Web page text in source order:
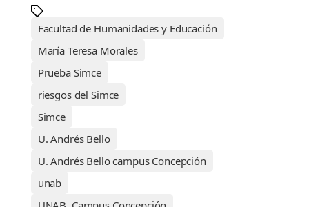
Facultad de Humanidades y Educación
María Teresa Morales
Prueba Simce
riesgos del Simce
Simce
U. Andrés Bello
U. Andrés Bello campus Concepción
unab